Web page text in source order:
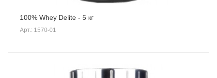
100% Whey Delite - 5 кг
Арт.: 1570-01